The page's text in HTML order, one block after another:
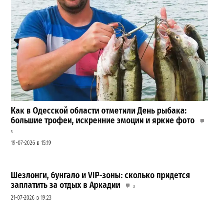
Как в Одесской области отметили День рыбака:
большие трофеи, искренние эмоции и яркие фото
3
19-07-2026 в 15:19
Шезлонги, бунгало и VIP-зоны: сколько придется
заплатить за отдых в Аркадии
3
21-07-2026 в 19:23